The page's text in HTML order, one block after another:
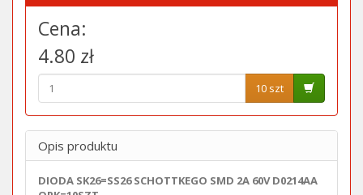
Cena:
4.80 zł
10 szt
Opis produktu
DIODA SK26=SS26 SCHOTTKEGO SMD 2A 60V D0214AA